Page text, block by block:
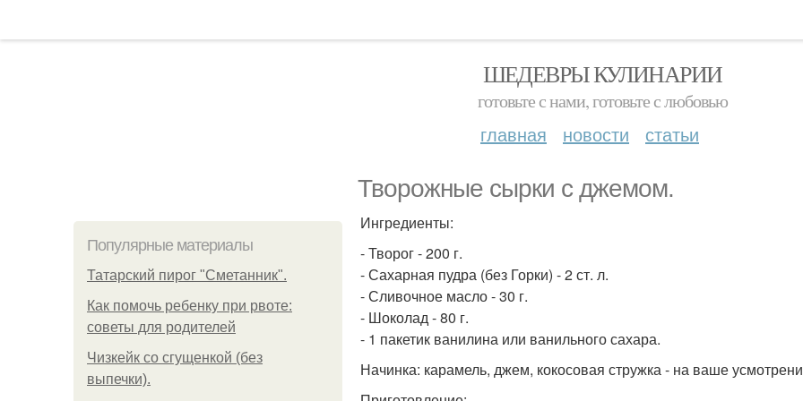
ШЕДЕВРЫ КУЛИНАРИИ
готовьте с нами, готовьте с любовью
главная новости статьи
Творожные сырки с джемом.
Популярные материалы
Татарский пирог "Сметанник".
Как помочь ребенку при рвоте:
советы для родителей
Чизкейк со сгущенкой (без
выпечки).
Ингредиенты:
- Творог - 200 г.
- Сахарная пудра (без Горки) - 2 ст. л.
- Сливочное масло - 30 г.
- Шоколад - 80 г.
- 1 пакетик ванилина или ванильного сахара.
Начинка: карамель, джем, кокосовая стружка - на ваше